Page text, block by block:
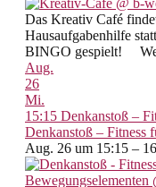
Das Kreativ Café
Hausaufgabenhilfe
BINGO gespielt!
Aug.
26
Mi.
15:15 Denkanstoß –
Denkanstoß – Fitness
Aug. 26 um 15:15 –